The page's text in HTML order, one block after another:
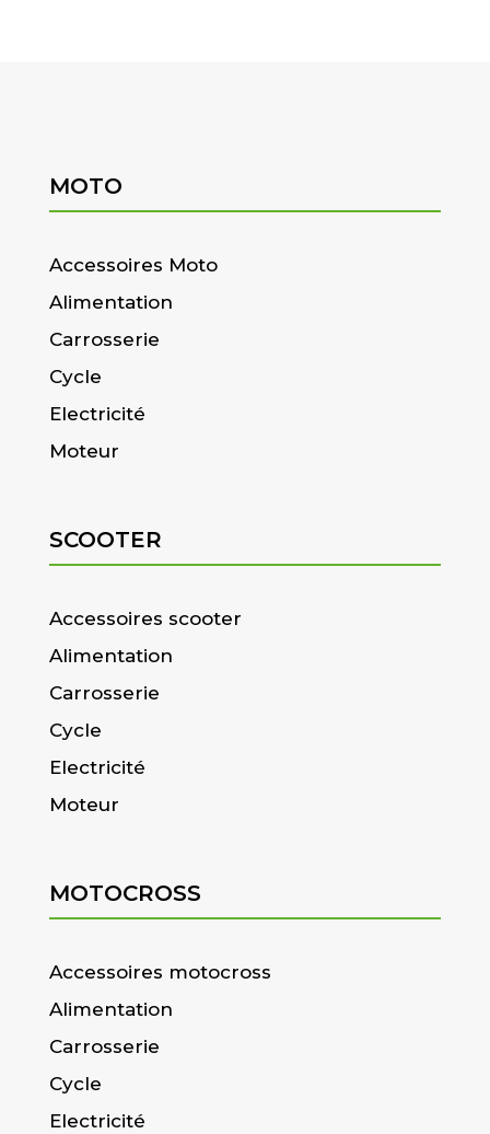
MOTO
Accessoires Moto
Alimentation
Carrosserie
Cycle
Electricité
Moteur
SCOOTER
Accessoires scooter
Alimentation
Carrosserie
Cycle
Electricité
Moteur
MOTOCROSS
Accessoires motocross
Alimentation
Carrosserie
Cycle
Electricité